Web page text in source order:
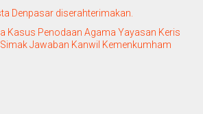
Denpasar diserahterimakan.
Kasus Penodaan Agama Yayasan Keris
Jawaban Kanwil Kemenkumham